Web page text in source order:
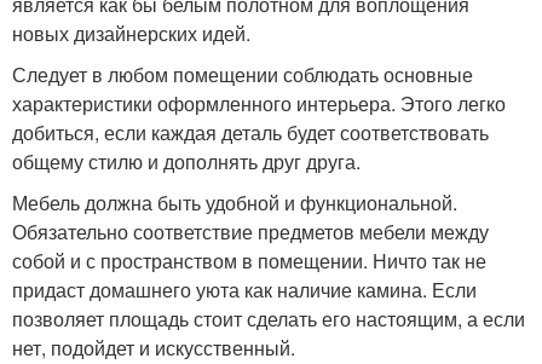
новых дизайнерских идей.
Следует в любом помещении соблюдать основные
характеристики оформленного интерьера. Этого легко
добиться, если каждая деталь будет соответствовать
общему стилю и дополнять друг друга.
Мебель должна быть удобной и функциональной.
Обязательно соответствие предметов мебели между
собой и с пространством в помещении. Ничто так не
придаст домашнего уюта как наличие камина. Если
позволяет площадь стоит сделать его настоящим, а если
нет, подойдет и искусственный.